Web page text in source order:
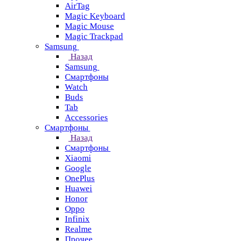
AirTag
Magic Keyboard
Magic Mouse
Magic Trackpad
Samsung
Назад
Samsung
Смартфоны
Watch
Buds
Tab
Accessories
Смартфоны
Назад
Смартфоны
Xiaomi
Google
OnePlus
Huawei
Honor
Oppo
Infinix
Realme